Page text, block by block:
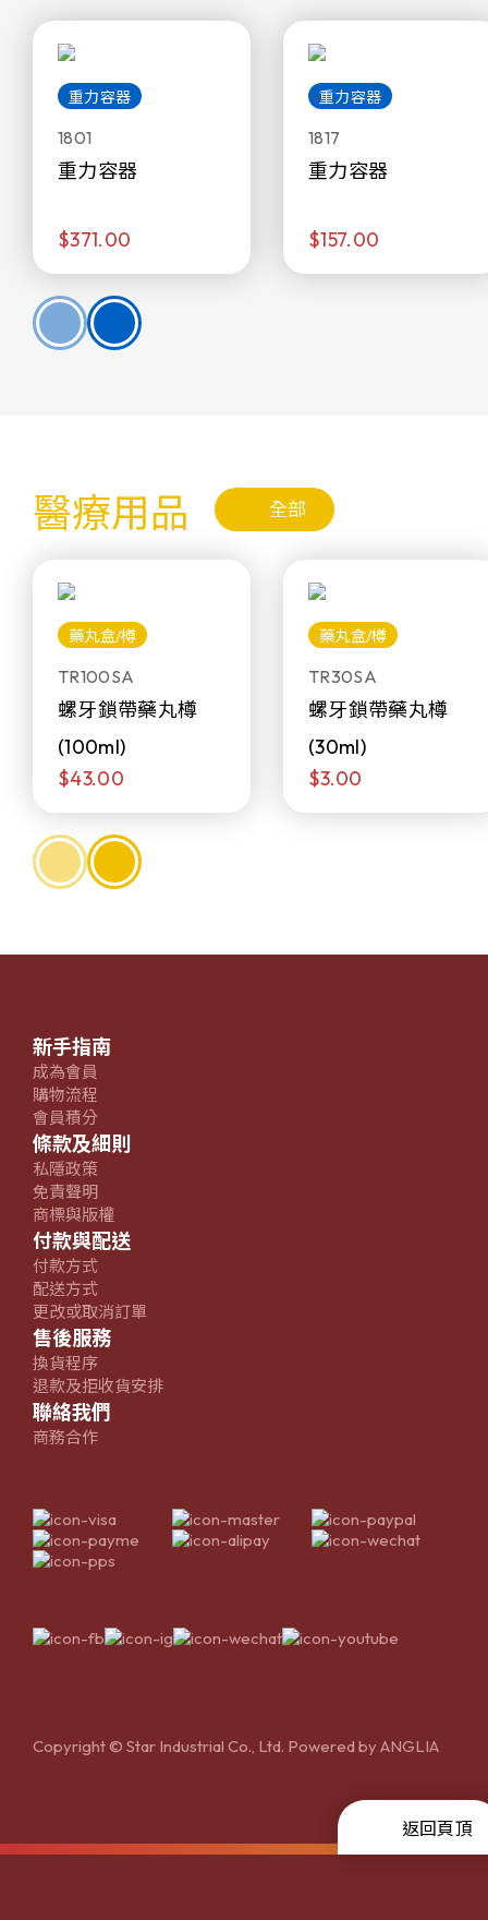
重力容器
1801
重力容器
$371.00
重力容器
1817
重力容器
$157.00
醫療用品 全部
藥丸盒/樽
TR100SA
螺牙鎖帶藥丸樽
(100ml)
$43.00
藥丸盒/樽
TR30SA
螺牙鎖帶藥丸樽
(30ml)
$3.00
新手指南
成為會員
購物流程
會員積分
條款及細則
私隱政策
免責聲明
商標與版權
付款與配送
付款方式
配送方式
更改或取消訂單
售後服務
換貨程序
退款及拒收貨安排
聯絡我們
商務合作
Copyright © Star Industrial Co., Ltd. Powered byANGLIA
返回頁頂